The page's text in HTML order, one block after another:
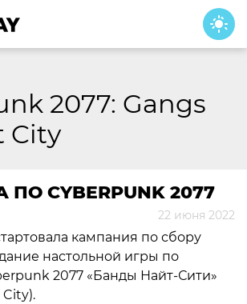
2077: Gangs
City
CYBERPUNK 2077
22 июня 2022
кампания по сбору
настольной игры по
2077 «Банды Найт-Сити»